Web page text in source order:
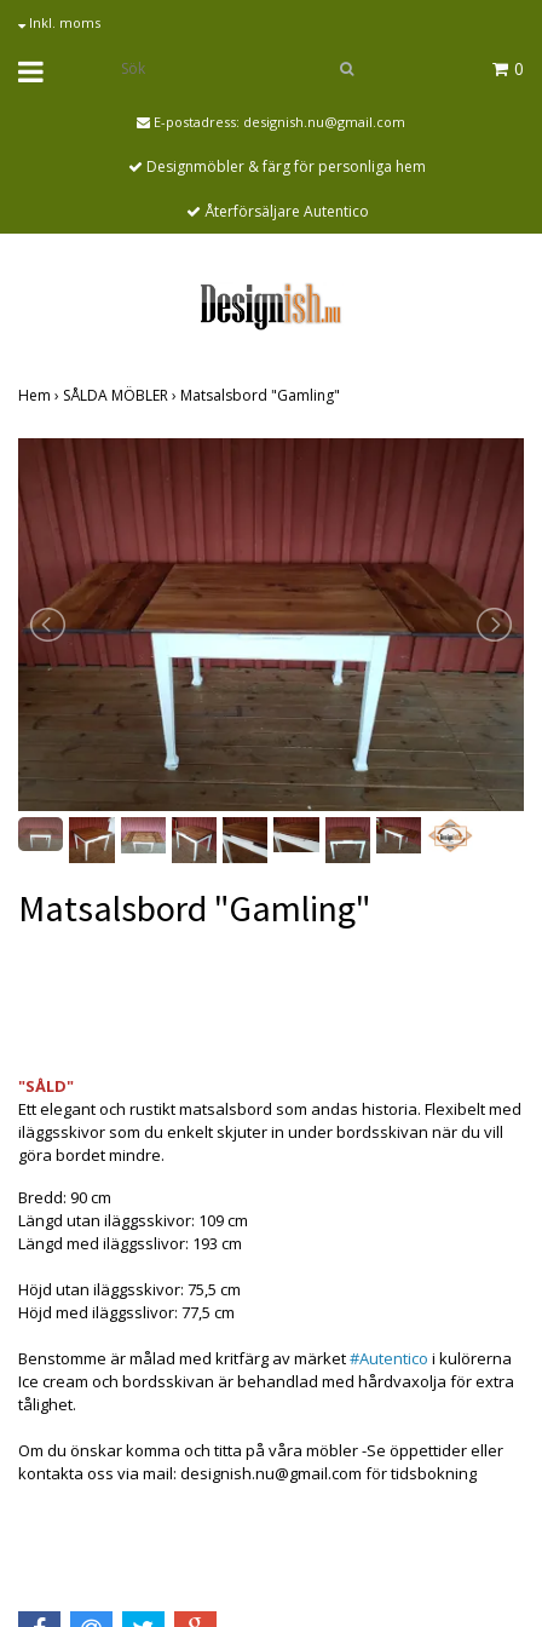
Inkl. moms
0
E-postadress: designish.nu@gmail.com
Designmöbler & färg för personliga hem
Återförsäljare Autentico
Hem › SÅLDA MÖBLER› Matsalsbord "Gamling"
Matsalsbord "Gamling"
"SÅLD"
Ett elegant och rustikt matsalsbord som andas historia. Flexibelt med
iläggsskivor som du enkelt skjuter in under bordsskivan när du vill
göra bordet mindre.
Bredd: 90 cm
Längd utan iläggsskivor: 109 cm
Längd med iläggsslivor: 193 cm
Höjd utan iläggsskivor: 75,5 cm
Höjd med iläggsslivor: 77,5 cm
Benstomme är målad med kritfärg av märket#Autentico i kulörerna
Ice cream och bordsskivan är behandlad med hårdvaxolja för extra
tålighet.
Om du önskar komma och titta på våra möbler -Se öppettider eller
kontakta oss via mail: designish.nu@gmail.com för tidsbokning